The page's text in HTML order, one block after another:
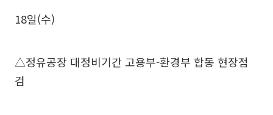
18일(수)
△정유공장 대정비기간 고용부-환경부 합동 현장점
검